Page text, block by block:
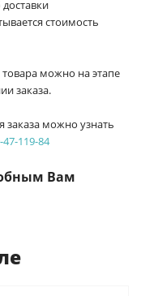
стоимость
можно на этапе
заказа.
заказа можно узнать
47-119-84
Вам
Данный вид